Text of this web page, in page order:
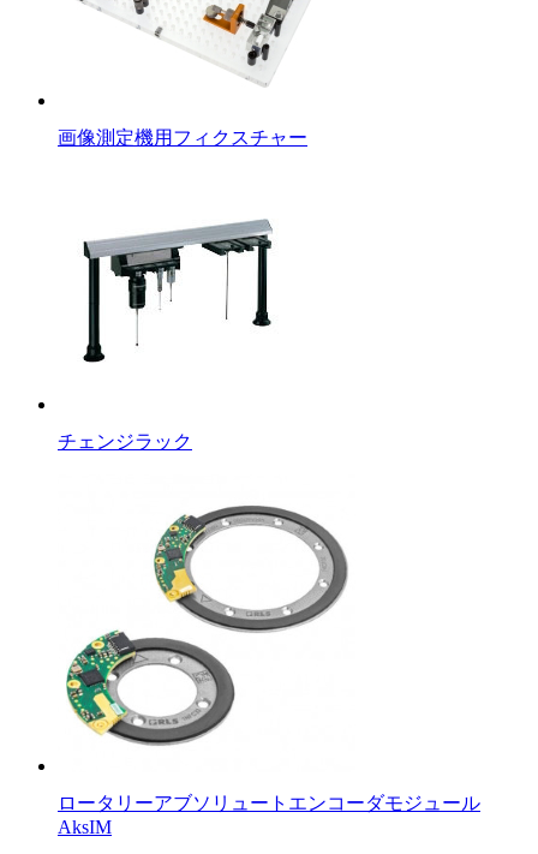
画像測定機用フィクスチャー
チェンジラック
ロータリーアブソリュートエンコーダモジュール
AksIM